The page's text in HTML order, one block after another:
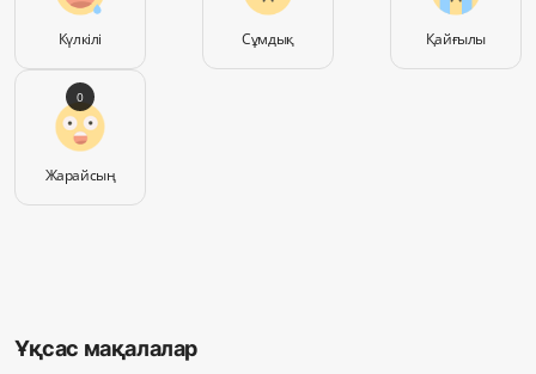
Күлкілі Сұмдық Қайғылы
Жарайсың
0
Ұқсас мақалалар